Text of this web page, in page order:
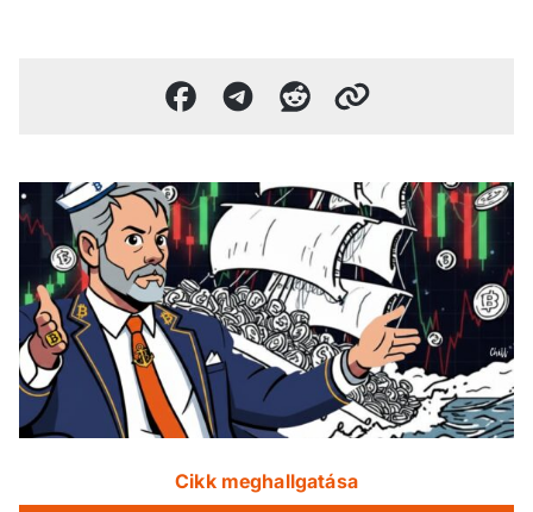
Cikk meghallgatása